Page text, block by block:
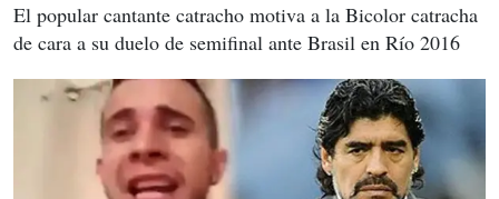
El popular cantante catracho motiva a la Bicolor catracha
de cara a su duelo de semifinal ante Brasil en Río 2016